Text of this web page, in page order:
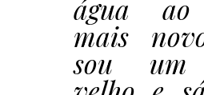
água ao
mais
sou um